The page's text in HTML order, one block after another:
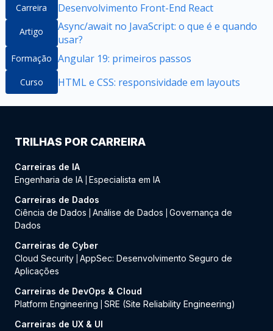
Carreira Desenvolvimento Front-End React
Artigo
Async/await no JavaScript: o que é e quando
usar?
Formação Angular 19: primeiros passos
Curso HTML e CSS: responsividade em layouts
TRILHAS POR CARREIRA
Carreiras de IA
Engenharia de IA Especialista em IA
Carreiras de Dados
Ciência de Dados
Análise de Dados
Governança de
Dados
Carreiras de Cyber
Cloud Security AppSec: Desenvolvimento Seguro de
Aplicações
Carreiras de DevOps & Cloud
Platform Engineering
SRE (Site Reliability Engineering)
Carreiras de UX & UI